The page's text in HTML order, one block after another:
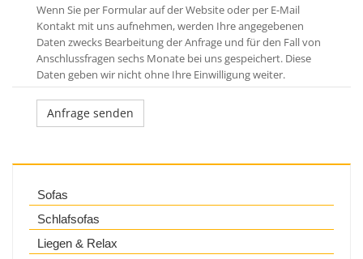
Wenn Sie per Formular auf der Website oder per E-Mail
Kontakt mit uns aufnehmen, werden Ihre angegebenen
Daten zwecks Bearbeitung der Anfrage und für den Fall von
Anschlussfragen sechs Monate bei uns gespeichert. Diese
Daten geben wir nicht ohne Ihre Einwilligung weiter.
Sofas
Schlafsofas
Liegen & Relax